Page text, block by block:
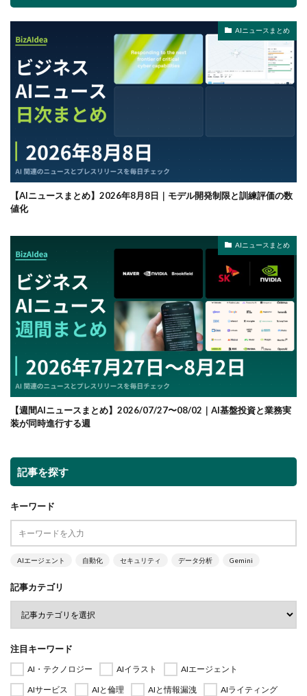
AIニュースまとめ
【AIニュースまとめ】2026年8月8日｜モデル開発制限と訓練評価の数
値化
AIニュースまとめ
【週間AIニュースまとめ】2026/07/27〜08/02｜AI基盤投資と業務実
装が同時進行する週
記事を探す
キーワード
AIエージェント 自動化 セキュリティ データ分析 Gemini
記事カテゴリ
注目キーワード
AI・テクノロジー AIイラスト
AIエージェント
AIサービス
AIと倫理 AIと情報漏洩 AIライティング